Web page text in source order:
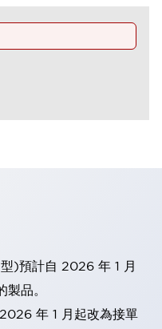
)預計自 2026 年 1 月
品。
年 1 月起改為接單